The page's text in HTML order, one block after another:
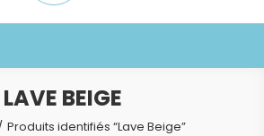
LAVE BEIGE
Produits identifiés “Lave Beige”